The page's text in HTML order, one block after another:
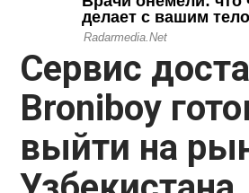
Сервис
Broniboy
выйти на